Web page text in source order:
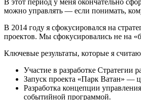
В этот период у меня окончательно
можно управлять — если понимать,
В 2014 году я сфокусировался на
проектов. Мы сфокусировались не на
Ключевые результаты, которые я
Участие в разработке Стратегии
Запуск проекта «Парк Ватан» —
Разработка концепции
событийной программой.